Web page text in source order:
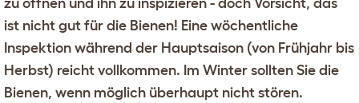
zu öffnen und ihn zu inspizieren - doch Vorsicht, das
ist nicht gut für die Bienen! Eine wöchentliche
Inspektion während der Hauptsaison (von Frühjahr bis
Herbst) reicht vollkommen. Im Winter sollten Sie die
Bienen, wenn möglich überhaupt nicht stören.